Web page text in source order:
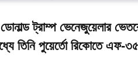
ডোনাল্ড ট্রাম্প ভেনেজুয়েলার
তিনি পুয়ের্তো রিকোতে এফ-৩৫